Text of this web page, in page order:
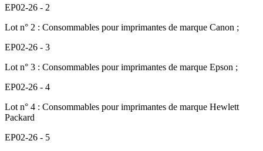
EP02-26 - 2
Lot n° 2 : Consommables pour imprimantes de marque Canon ;
EP02-26 - 3
Lot n° 3 : Consommables pour imprimantes de marque Epson ;
EP02-26 - 4
Lot n° 4 : Consommables pour imprimantes de marque Hewlett
Packard
EP02-26 - 5